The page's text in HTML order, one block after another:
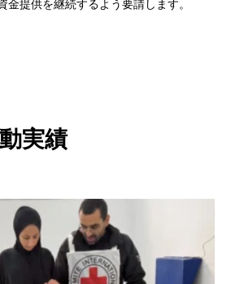
金提供を継続するよう要請します。
実績